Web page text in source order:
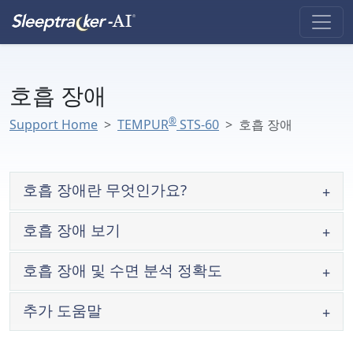
호흡 장애
Support Home TEMPUR® STS-60 호흡 장애
호흡 장애란 무엇인가요?
호흡 장애 보기
호흡 장애 및 수면 분석 정확도
추가 도움말